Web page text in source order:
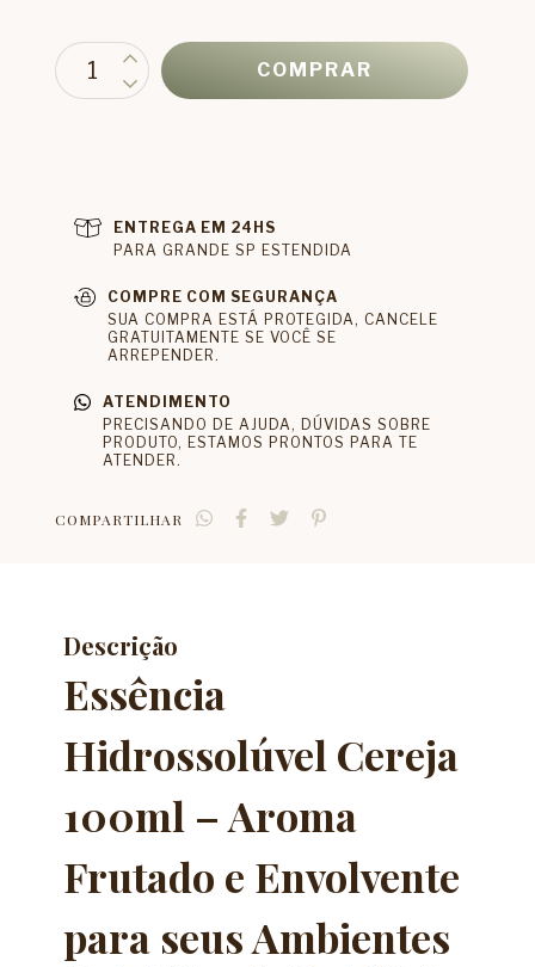
ENTREGA EM 24HS
PARA GRANDE SP ESTENDIDA
COMPRE COM SEGURANÇA
SUA COMPRA ESTÁ PROTEGIDA, CANCELE
GRATUITAMENTE SE VOCÊ SE
ARREPENDER.
ATENDIMENTO
PRECISANDO DE AJUDA, DÚVIDAS SOBRE
PRODUTO, ESTAMOS PRONTOS PARA TE
ATENDER.
COMPARTILHAR
Descrição
Essência
Hidrossolúvel Cereja
100ml – Aroma
Frutado e Envolvente
para seus Ambientes